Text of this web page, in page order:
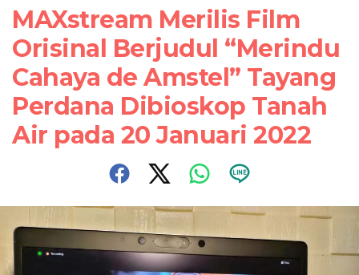
MAXstream Merilis Film
Orisinal Berjudul “Merindu
Cahaya de Amstel” Tayang
Perdana Dibioskop Tanah
Air pada 20 Januari 2022